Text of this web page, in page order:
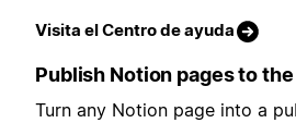
Visita el Centro de ayuda
Publish Notion pages to
Turn any Notion page into a